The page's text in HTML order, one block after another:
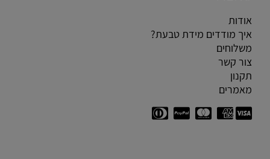
אודות
איך מודדים מידת טבעת?
משלוחים
צור קשר
תקנון
מאמרים